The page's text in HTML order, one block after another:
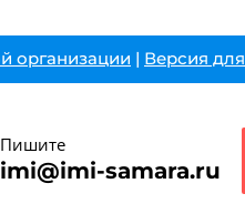
организации | Версия
Пишите
imi@imi-samara.ru